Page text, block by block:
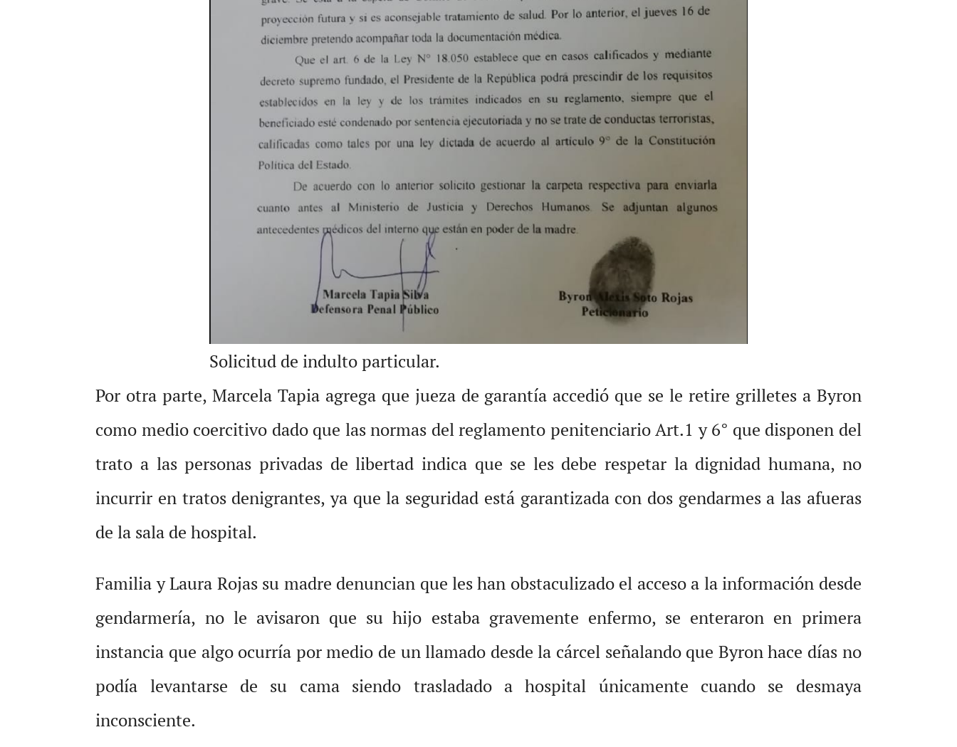
Solicitud de indulto particular.
Por otra parte, Marcela Tapia agrega que jueza de garantía accedió que se le retire grilletes a Byron
como medio coercitivo dado que las normas del reglamento penitenciario Art.1 y 6° que disponen del
trato a las personas privadas de libertad indica que se les debe respetar la dignidad humana, no
incurrir en tratos denigrantes, ya que la seguridad está garantizada con dos gendarmes a las afueras
de la sala de hospital.
Familia y Laura Rojas su madre denuncian que les han obstaculizado el acceso a la información desde
gendarmería, no le avisaron que su hijo estaba gravemente enfermo, se enteraron en primera
instancia que algo ocurría por medio de un llamado desde la cárcel señalando que Byron hace días no
podía levantarse de su cama siendo trasladado a hospital únicamente cuando se desmaya
inconsciente.